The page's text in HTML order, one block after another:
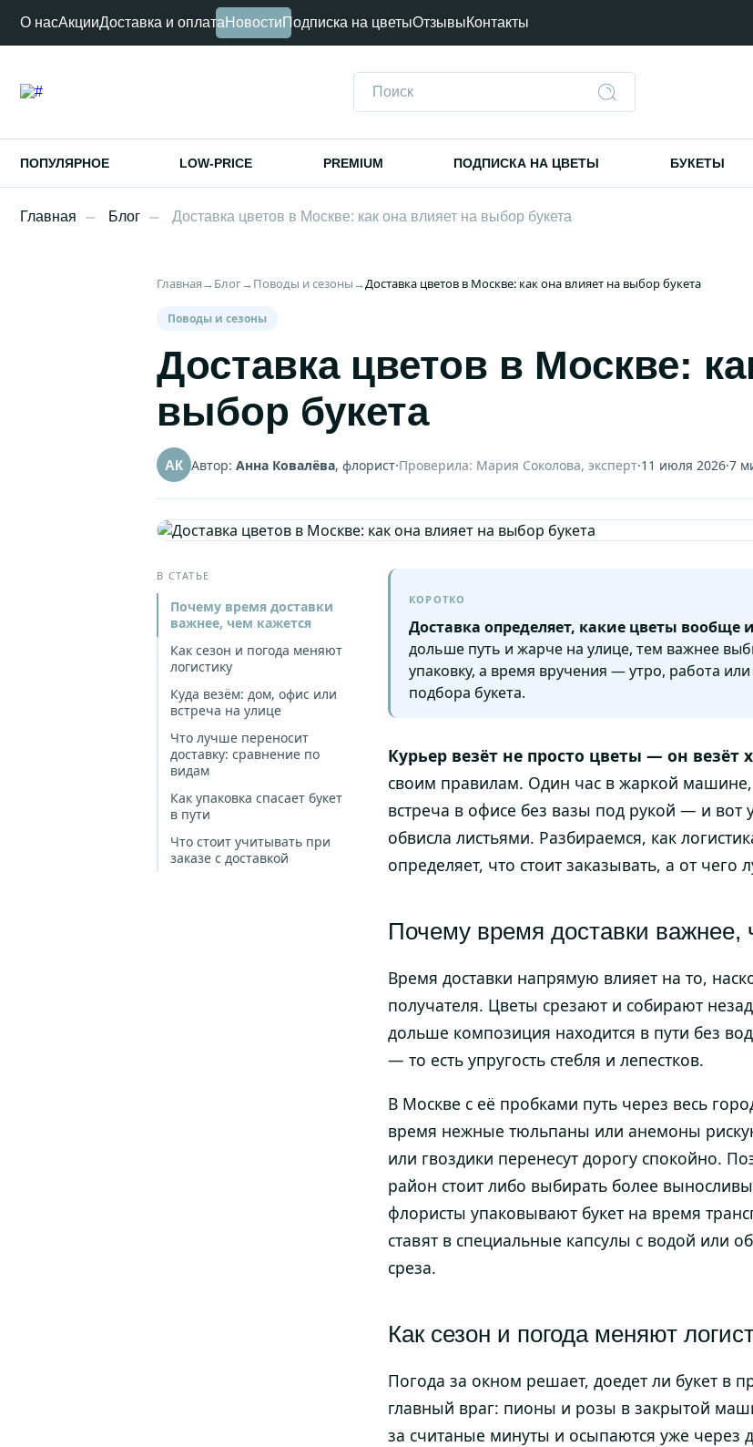
О насАкцииДоставка и оплата НовостиПодписка на цветыОтзывыКонтакты
ПОПУЛЯРНОЕ LOW-PRICE PREMIUM ПОДПИСКА НА ЦВЕТЫ БУКЕТЫ
Главная Блог Доставка цветов в Москве: как она влияет на выбор букета
Главная→ Блог→ Поводы и сезоны→Доставка цветов в Москве: как она влияет на выбор букета
Поводы и сезоны
Доставка цветов в Москве:
выбор букета
АК Автор: Анна Ковалёва, флорист·Проверила: Мария Соколова, эксперт·11 июля 2026·7
В СТАТЬЕ
Почему время доставки
важнее, чем кажется
Как сезон и погода меняют
логистику
Куда везём: дом, офис или
встреча на улице
Что лучше переносит
доставку: сравнение по
видам
Как упаковка спасает букет
в пути
Что стоит учитывать при
заказе с доставкой
КОРОТКО
Доставка определяет, какие цветы
дольше путь и жарче на улице, тем важнее
упаковку, а время вручения — утро, работа
подбора букета.
Курьер везёт не просто цветы — он
своим правилам. Один час в жаркой машине,
встреча в офисе без вазы под рукой — и вот
обвисла листьями. Разбираемся, как
определяет, что стоит заказывать, а от чего
Почему время доставки важнее,
Время доставки напрямую влияет на то,
получателя. Цветы срезают и собирают
дольше композиция находится в пути без
— то есть упругость стебля и лепестков.
В Москве с её пробками путь через весь
время нежные тюльпаны или анемоны
или гвоздики перенесут дорогу спокойно.
район стоит либо выбирать более
флористы упаковывают букет на время
ставят в специальные капсулы с водой или
среза.
Как сезон и погода меняют
Погода за окном решает, доедет ли букет в
главный враг: пионы и розы в закрытой
за считаные минуты и осыпаются уже через